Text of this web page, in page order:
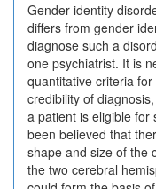
Gender identity
differs from gender
diagnose such a
one psychiatrist. It is
quantitative criteria
credibility of
a patient is eligible for
been believed that
shape and size of the
the two cerebral